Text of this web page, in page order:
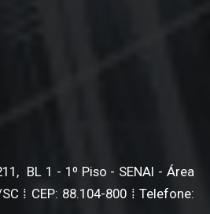
BL 1 - 1º Piso - SENAI - Área
⁞ CEP: 88.104-800 ⁞ Telefone: